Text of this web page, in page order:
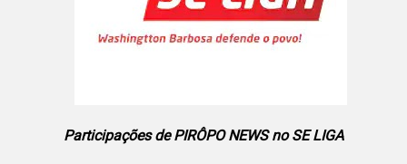
Participações de PIRÔPO NEWS no SE LIGA